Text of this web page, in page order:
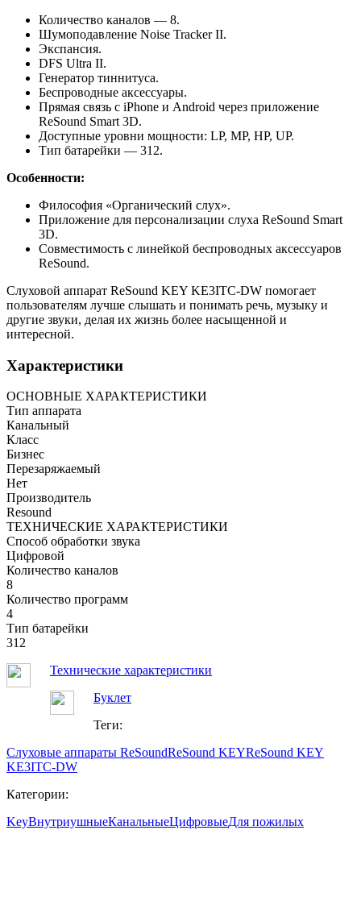
Количество каналов — 8.
Шумоподавление Noise TrackerII.
Экспансия.
DFS Ultra II.
Генератор тиннитуса.
Беспроводные аксессуары.
Прямая связь с iPhone и Android через приложение
ReSound Smart 3D.
Доступные уровни мощности: LP, MP, HP, UP.
Тип батарейки — 312.
Особенности:
Философия «Органический слух».
Приложение для персонализации слуха ReSound Smart
3D.
Совместимость с линейкой беспроводных аксессуаров
ReSound.
Слуховой аппарат ReSound KEY KE3ITC-DW помогает
пользователям лучше слышать и понимать речь, музыку и
другие звуки, делая их жизнь более насыщенной и
интересной.
Характеристики
ОСНОВНЫЕ ХАРАКТЕРИСТИКИ
Тип аппарата
Канальный
Класс
Бизнес
Перезаряжаемый
Нет
Производитель
Resound
ТЕХНИЧЕСКИЕ ХАРАКТЕРИСТИКИ
Способ обработки звука
Цифровой
Количество каналов
8
Количество программ
4
Тип батарейки
312
Технические характеристики
Буклет
Теги:
Слуховые аппараты ReSoundReSound KEYReSound KEY
KE3ITC-DW
Категории:
KeyВнутриушныеКанальныеЦифровыеДля пожилых